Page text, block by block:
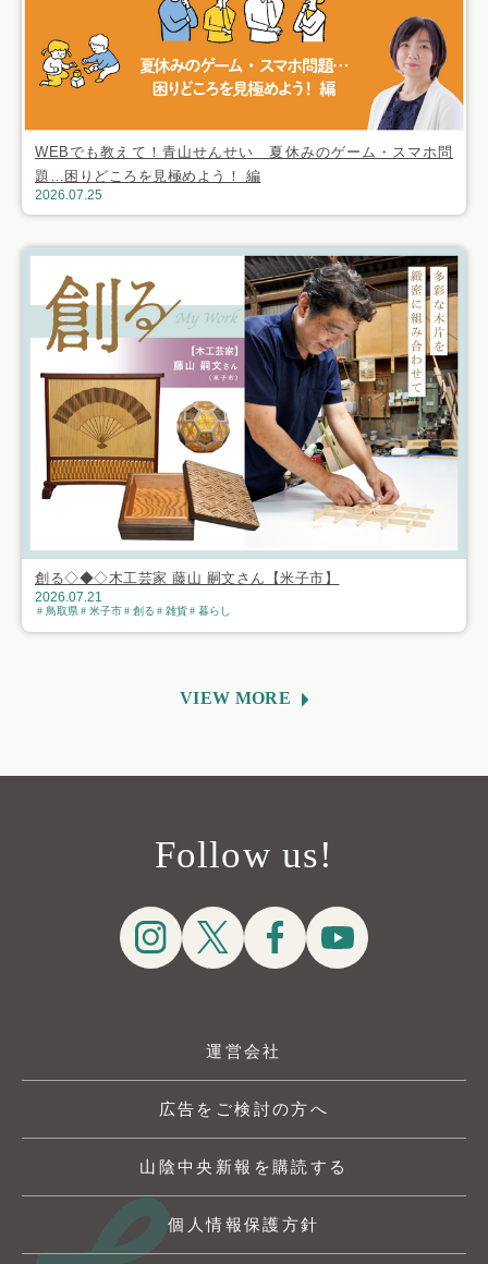
WEBでも教えて！青山せんせい 夏休みのゲーム・スマホ問
題…困りどころを見極めよう！ 編
2026.07.25
創る◇◆◇木工芸家 藤山 嗣文さん【米子市】
2026.07.21
鳥取県 米子市 創る 雑貨 暮らし
VIEW MORE
Follow us!
運営会社
広告をご検討の方へ
山陰中央新報を購読する
個人情報保護方針